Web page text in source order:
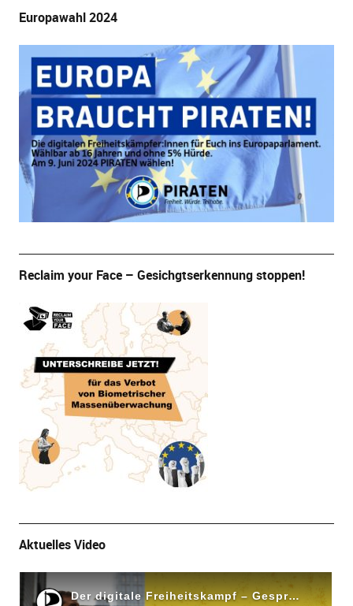
Europawahl 2024
Reclaim your Face – Gesichgtserkennung stoppen!
Aktuelles Video